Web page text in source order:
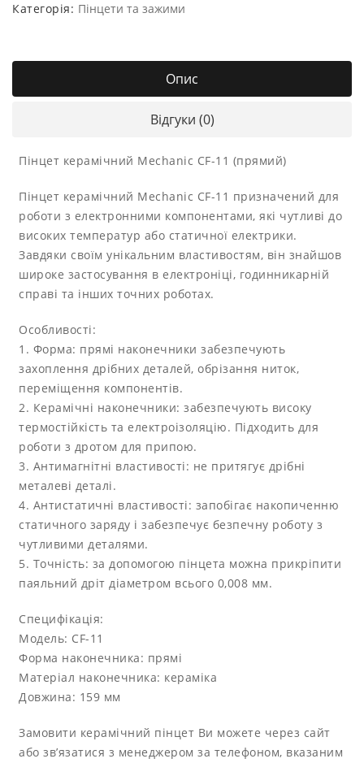
Категорія: Пінцети та зажими
Опис
Відгуки (0)
Пінцет керамічний Mechanic CF-11 (прямий)
Пінцет керамічний Mechanic CF-11 призначений для
роботи з електронними компонентами, які чутливі до
високих температур або статичної електрики.
Завдяки своїм унікальним властивостям, він знайшов
широке застосування в електроніці, годинникарній
справі та інших точних роботах.
Особливості:
1. Форма: прямі наконечники забезпечують
захоплення дрібних деталей, обрізання ниток,
переміщення компонентів.
2. Керамічні наконечники: забезпечують високу
термостійкість та електроізоляцію. Підходить для
роботи з дротом для припою.
3. Антимагнітні властивості: не притягує дрібні
металеві деталі.
4. Антистатичні властивості: запобігає накопиченню
статичного заряду і забезпечує безпечну роботу з
чутливими деталями.
5. Точність: за допомогою пінцета можна прикріпити
паяльний дріт діаметром всього 0,008 мм.
Специфікація:
Модель: CF-11
Форма наконечника: прямі
Матеріал наконечника: кераміка
Довжина: 159 мм
Замовити керамічний пінцет Ви можете через сайт
або зв’язатися з менеджером за телефоном, вказаним